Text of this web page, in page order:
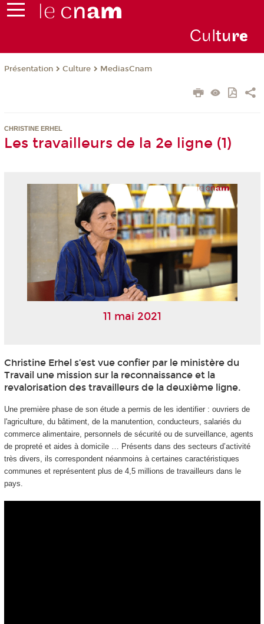
Culture
Présentation Culture MediasCnam
CHRISTINE ERHEL
Les travailleurs de la 2e ligne (1)
11 mai 2021
Christine Erhel s’est vue confier par le ministère du
Travail une mission sur la reconnaissance et la
revalorisation des travailleurs de la deuxième ligne.
Une première phase de son étude a permis de les identifier : ouvriers de
l'agriculture, du bâtiment, de la manutention, conducteurs, salariés du
commerce alimentaire, personnels de sécurité ou de surveillance, agents
de propreté et aides à domicile … Présents dans des secteurs d’activité
très divers, ils correspondent néanmoins à certaines caractéristiques
communes et représentent plus de 4,5 millions de travailleurs dans le
pays.